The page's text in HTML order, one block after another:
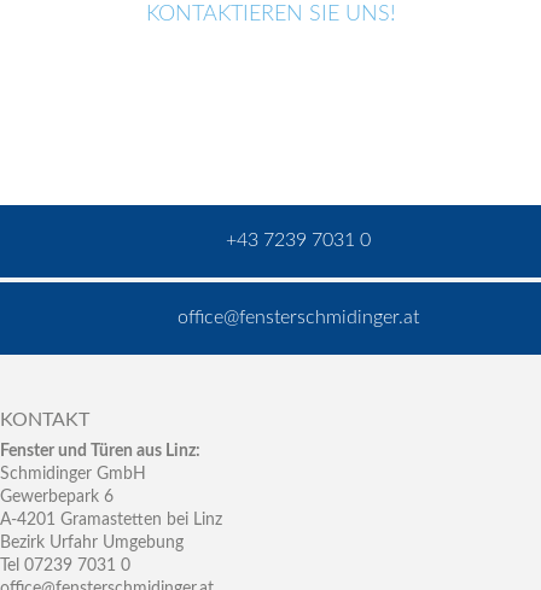
KONTAKTIEREN SIE UNS!
+43 7239 7031 0
office@fensterschmidinger.at
KONTAKT
Fenster und Türen aus Linz:
Schmidinger GmbH
Gewerbepark 6
A-4201 Gramastetten bei Linz
Bezirk Urfahr Umgebung
Tel 07239 7031 0